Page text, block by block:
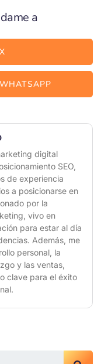
a
X
WHATSAPP
digital
SEO,
de experiencia
a posicionarse en
por la
vivo en
para estar al día
Además, me
personal, la
y las ventas,
clave para el éxito